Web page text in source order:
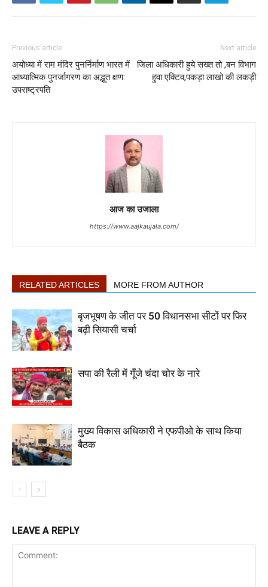
Previous article
अयोध्या में राम मंदिर पुनर्निर्माण भारत में
आध्यात्मिक पुनर्जागरण का अद्भुत क्षण:
उपराष्ट्रपति
Next article
जिला अधिकारी हुये सख्त तो ,बन विभाग
हुवा एक्टिव,पकड़ा लाखो की लकड़ी
आज का उजाला
https://www.aajkaujala.com/
RELATED ARTICLES MORE FROM AUTHOR
बृजभूषण के जीत पर 50 विधानसभा सीटों पर फिर
बढ़ी सियासी चर्चा
सपा की रैली में गूँजे चंदा चोर के नारे
मुख्य विकास अधिकारी ने एफपीओ के साथ किया
बैठक
LEAVE A REPLY